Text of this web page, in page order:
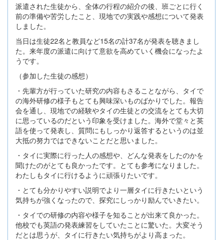
派遣された生徒から、全体の行程の紹介の後、班ごとに行く
前の準備や苦労したこと、現地での実践や感想について発表
しました。
当日は生徒22名と教員など15名の計37名が発表を聴きまし
た。来年度の派遣に向けて意欲を高めていく機会になったよ
うです。
（参加した生徒の感想）
・先輩方が行っていた研究の内容もさることながら、タイで
の海外研修の様子もとても興味深いものばかりでした。報告
会を通し、現地での経験やタイの生徒との交流をとても大切
に思っているのだという印象を受けました。海外で堂々と英
語を使って発表し、質問にもしっかり返答するというのは並
大抵の努力ではできないことだと思いました。
・タイに実際に行った人の感想や、どんな発表をしたのかを
聞けたのがとても良かったです。とても参考になりました。
わたしもタイに行けるように頑張りたいです。
・とても分かりやすい説明でより一層タイに行きたいという
気持ちが強くなったので、探究にしっかり励んでいきたい。
・タイでの研修の内容や様子を知ることが出来て良かった。
他校でも英語の発表練習をしていたことに驚いた。大変そう
だとは思うが、タイに行きたい気持ちがより高まった。